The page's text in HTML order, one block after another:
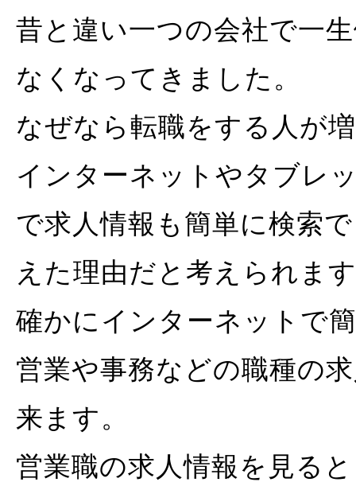
昔と違い一つの会社で一
なくなってきました。
なぜなら転職をする人が
インターネットやタブレ
で求人情報も簡単に検索
えた理由だと考えられま
確かにインターネットで
営業や事務などの職種の
来ます。
営業職の求人情報を見る